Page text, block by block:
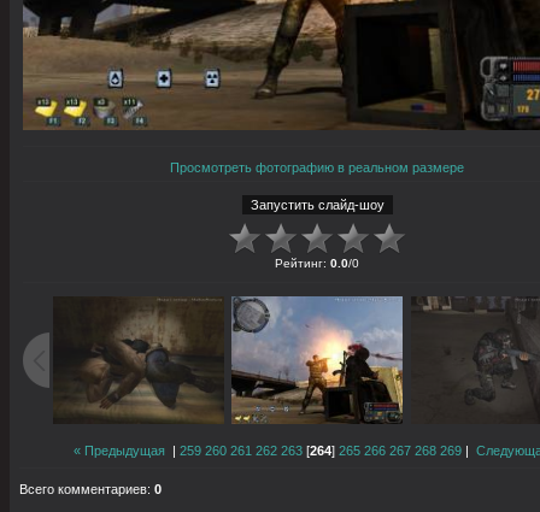
Просмотреть фотографию в реальном размере
Рейтинг: 0.0/0
« Предыдущая |259 260 261 262 263 [264]265 266 267 268 269 |
Всего комментариев: 0